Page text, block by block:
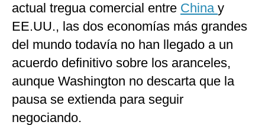
actual tregua comercial entre China y
EE.UU., las dos economías más grandes
del mundo todavía no han llegado a un
acuerdo definitivo sobre los aranceles,
aunque Washington no descarta que la
pausa se extienda para seguir
negociando.